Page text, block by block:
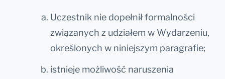
Uczestnik nie dopełnił formalności
związanych z udziałem w Wydarzeniu,
określonych w niniejszym paragrafie;
istnieje możliwość naruszenia